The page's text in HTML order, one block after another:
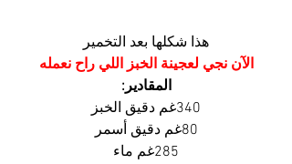
هذا شكلها بعد التخمير
الآن نجي لعجينة الخبز اللي راح نعمله
المقادير:
340غم دقيق الخبز
80غم دقيق أسمر
285غم ماء